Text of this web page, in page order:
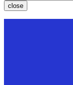
close